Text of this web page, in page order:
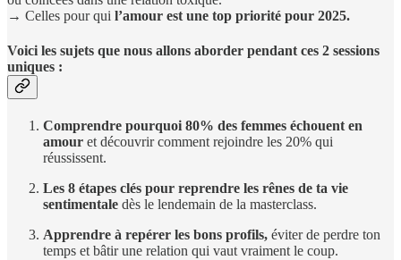
→ Celles pour qui l’amour est une top priorité pour 2025.
Voici les sujets que nous allons aborder pendant ces 2 sessions
uniques :
Comprendre pourquoi 80% des femmes échouent en
amour et découvrir comment rejoindre les 20% qui
réussissent.
Les 8 étapes clés pour reprendre les rênes de ta vie
sentimentale dès le lendemain de la masterclass.
Apprendre à repérer les bons profils, éviter de perdre ton
temps et bâtir une relation qui vaut vraiment le coup.